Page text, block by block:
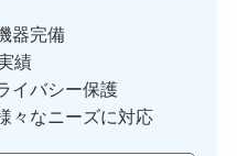
器完備
績
イバシー保護
々なニーズに対応